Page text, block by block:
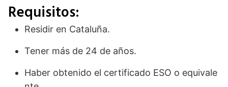
Requisitos:
Residir en Cataluña.
Tener más de 24 de años.
Haber obtenido el certificado ESO o equivale